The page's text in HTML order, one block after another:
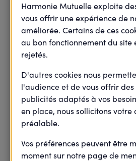
Politique
Retour
Retourner à l’accueil FAQ
Harmonie Mutuelle exploite
vous offrir une expérience de
améliorée. Certains de ces
au bon fonctionnement du site
rejetés.
D'autres cookies nous
l'audience et de vous offrir des
publicités adaptés à vos
en place, nous sollicitons votre
préalable.
Vos préférences peuvent être
moment sur notre page de